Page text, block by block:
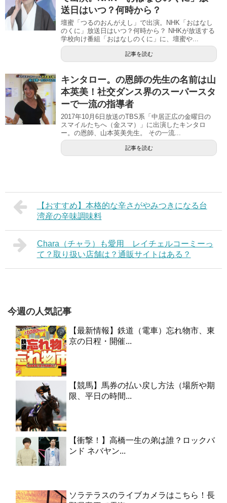
送日はいつ？何時から？
壇蜜「つるのおんがえし」で出演。NHK「おはなし
のくに」放送日はいつ？何時から？ NHKが放送する
学校向け番組「おはなしのくに」に、壇蜜や...
記事を読む
キンタロー。の恩師の先生の名前は山
本英美！社交ダンス界のスーパースタ
ーで一流の指導者
2017年10月6日放送のTBS系「中居正広の金曜日の
スマイルたちへ（金スマ）」に出演したキンタロ
ー。の恩師、山本英美先生。 その一流...
記事を読む
【おすすめ】本格的な辛さがやみつきになる台
湾産の辛味調味料
Chara（チャラ）も愛用 レイチェルコーミーっ
て？取り扱い店舗は？通販サイトはある？
今週の人気記事
【最新情報】鉄道（電車）忘れ物市、東
京の日程・開催...
【競馬】馬券の払い戻し方法（場所や期
限、平日の時間...
【衝撃！】高橋一生の弟は誰？ロックバ
ンド ネバヤン...
ソラテラスのライブカメラはこちら！長